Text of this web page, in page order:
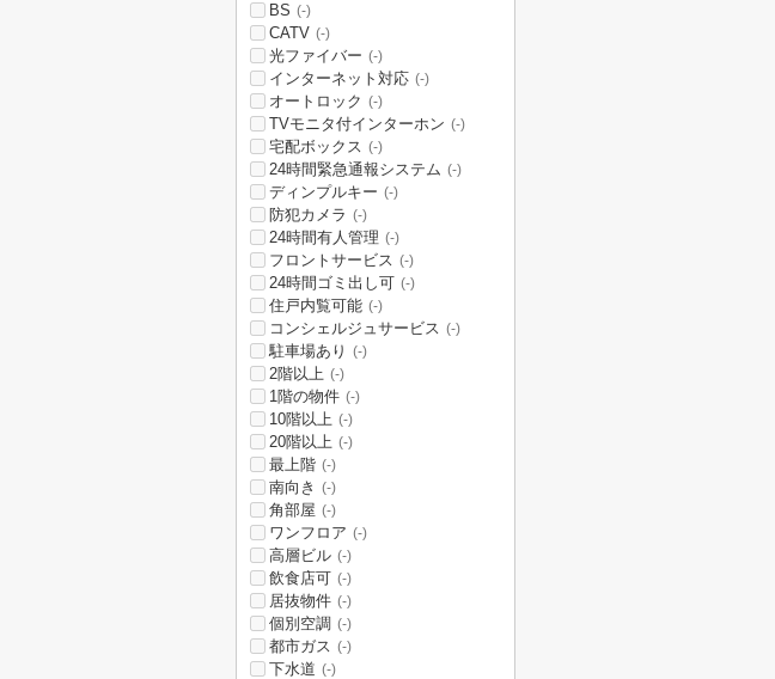
BS (-)
CATV (-)
光ファイバー (-)
インターネット対応 (-)
オートロック (-)
TVモニタ付インターホン (-)
宅配ボックス (-)
24時間緊急通報システム (-)
ディンプルキー (-)
防犯カメラ (-)
24時間有人管理 (-)
フロントサービス (-)
24時間ゴミ出し可 (-)
住戸内覧可能 (-)
コンシェルジュサービス (-)
駐車場あり (-)
2階以上 (-)
1階の物件 (-)
10階以上 (-)
20階以上 (-)
最上階 (-)
南向き (-)
角部屋 (-)
ワンフロア (-)
高層ビル (-)
飲食店可 (-)
居抜物件 (-)
個別空調 (-)
都市ガス (-)
下水道 (-)